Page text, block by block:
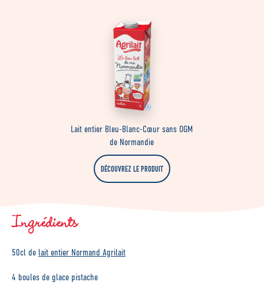
Lait entier Bleu-Blanc-Cœur sans OGM
de Normandie
DÉCOUVREZ LE PRODUIT
Ingrédients
50cl de lait entier Normand Agrilait
4 boules de glace pistache